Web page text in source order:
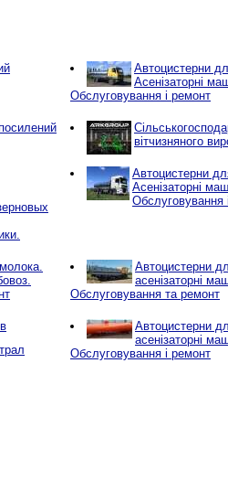
Автоцистерни
Асенізаторні
Обслуговування і ремонт
вітчизняного
Автоцистерни
Асенізаторні
Обслуговування
Автоцистерни
асенізаторні
Обслуговування та ремонт
Автоцистерни
асенізаторні
Обслуговування і ремонт